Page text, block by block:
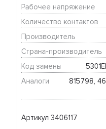
Артикул 3406117
Рабочее напряжение
Количество контактов
Производитель
Страна-производитель
Код замены
Аналоги
815798,